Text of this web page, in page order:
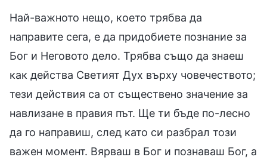
Най-важното нещо, което трябва да
направите сега, е да придобиете познание за
Бог и Неговото дело. Трябва също да знаеш
как действа Светият Дух върху човечеството;
тези действия са от съществено значение за
навлизане в правия път. Ще ти бъде по-лесно
да го направиш, след като си разбрал този
важен момент. Вярваш в Бог и познаваш Бог, а